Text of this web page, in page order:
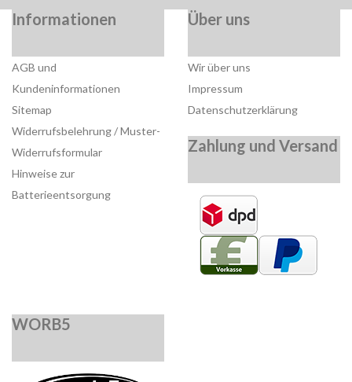
Informationen
AGB und
Kundeninformationen
Sitemap
Widerrufsbelehrung / Muster-
Widerrufsformular
Hinweise zur
Batterieentsorgung
Über uns
Wir über uns
Impressum
Datenschutzerklärung
Zahlung und Versand
WORB5